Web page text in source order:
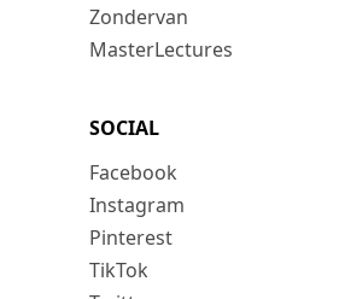
Zondervan
MasterLectures
SOCIAL
Facebook
Instagram
Pinterest
TikTok